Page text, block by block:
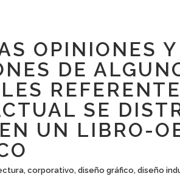
OPINIONES Y
DE
SE
UN LIBRO-
, corporativo, diseño gráfico, diseño